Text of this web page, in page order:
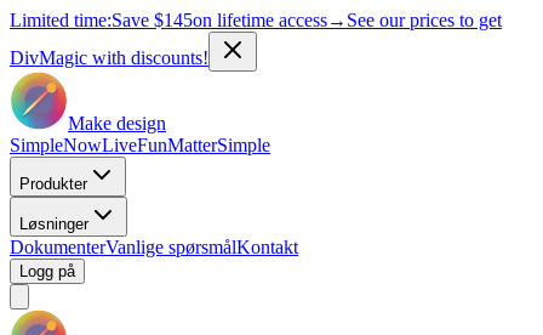
Limited time:Save $145on lifetime access→ See our prices to get
DivMagic with discounts!
Make design
SimpleNowLiveFunMatterSimple
Produkter
Løsninger
DokumenterVanlige spørsmålKontakt
Logg på